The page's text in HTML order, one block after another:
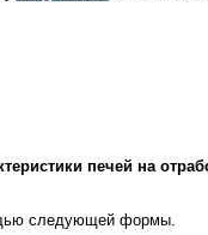
печей на
следующей формы.